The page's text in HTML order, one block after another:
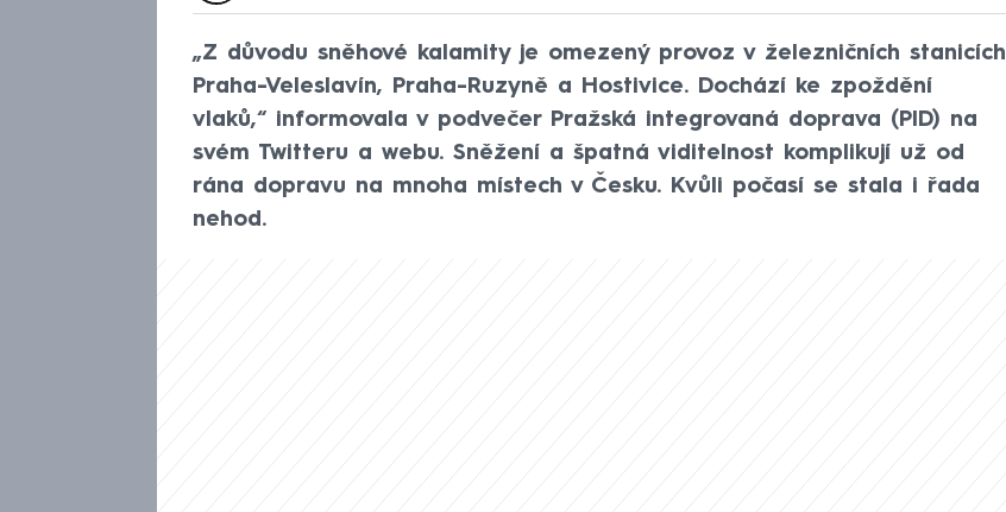
„Z důvodu sněhové kalamity je omezený provoz v železničních stanicích
Praha-Veleslavín, Praha-Ruzyně a Hostivice. Dochází ke zpoždění
vlaků,“ informovala v podvečer Pražská integrovaná doprava (PID) na
svém Twitteru a webu. Sněžení a špatná viditelnost komplikují už od
rána dopravu na mnoha místech v Česku. Kvůli počasí se stala i řada
nehod.